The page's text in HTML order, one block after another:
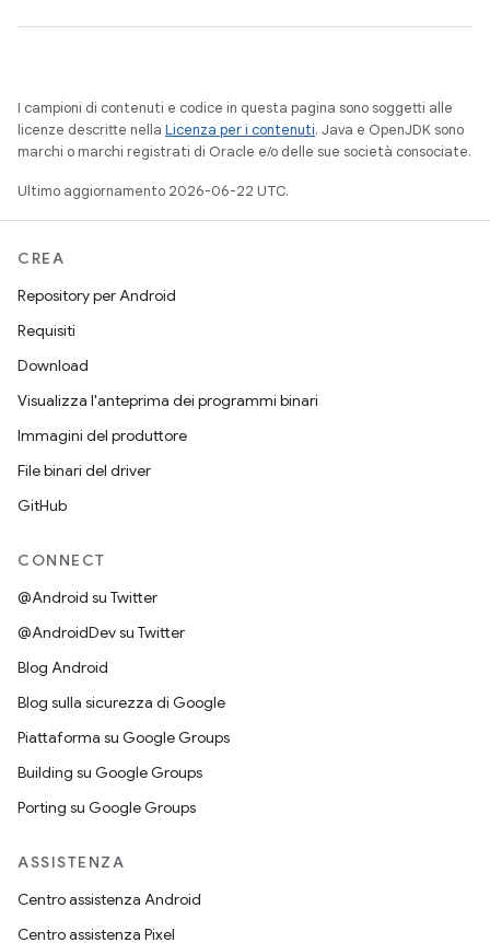
I campioni di contenuti e codice in questa pagina sono soggetti alle
licenze descritte nella Licenza per i contenuti. Java e OpenJDK sono
marchi o marchi registrati di Oracle e/o delle sue società consociate.
Ultimo aggiornamento 2026-06-22 UTC.
CREA
Repository per Android
Requisiti
Download
Visualizza l'anteprima dei programmi binari
Immagini del produttore
File binari del driver
GitHub
CONNECT
@Android su Twitter
@AndroidDev su Twitter
Blog Android
Blog sulla sicurezza di Google
Piattaforma su Google Groups
Building su Google Groups
Porting su Google Groups
ASSISTENZA
Centro assistenza Android
Centro assistenza Pixel